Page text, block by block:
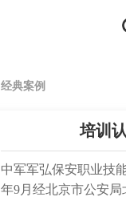
经典案例
培训
中军军弘保安职业技
年9月经北京市公安